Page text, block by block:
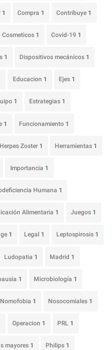
1 Compra 1 Contribuye 1
Cosmeticos 1 Covid-19 1
1 Dispositivos mecánicos 1
Educacion 1 Ejes 1
1 Estrategias 1
1 Funcionamiento 1
Herpes Zoster 1 Herramientas 1
Importancia 1
Humana 1
Alimentaria 1 Juegos 1
1 Legal 1 Leptospirosis 1
Ludopatia 1 Madrid 1
1 Microbiología 1
Nomofobia 1 Nosocomiales 1
Operacion 1 PRL 1
mayores 1 Philips 1